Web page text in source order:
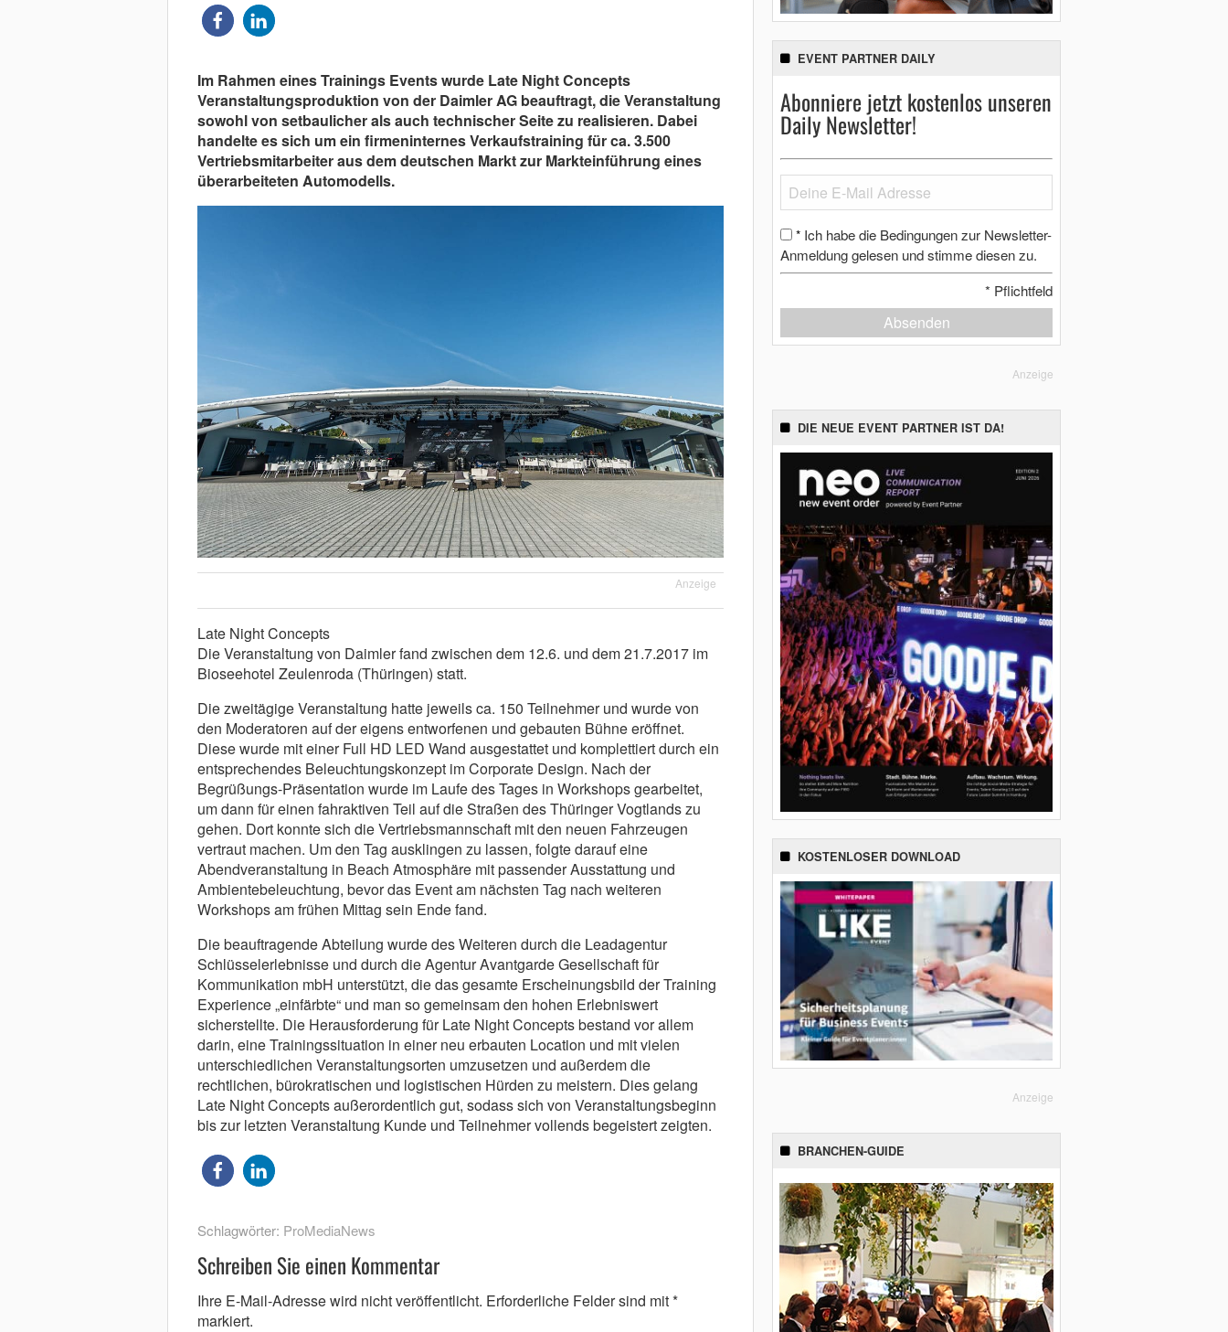
Im Rahmen eines Trainings Events wurde Late Night Concepts
Veranstaltungsproduktion von der Daimler AG beauftragt, die Veranstaltung
sowohl von setbaulicher als auch technischer Seite zu realisieren. Dabei
handelte es sich um ein firmeninternes Verkaufstraining für ca. 3.500
Vertriebsmitarbeiter aus dem deutschen Markt zur Markteinführung eines
überarbeiteten Automodells.
Anzeige
Late Night Concepts
Die Veranstaltung von Daimler fand zwischen dem 12.6. und dem 21.7.2017 im
Bioseehotel Zeulenroda (Thüringen) statt.
Die zweitägige Veranstaltung hatte jeweils ca. 150 Teilnehmer und wurde von
den Moderatoren auf der eigens entworfenen und gebauten Bühne eröffnet.
Diese wurde mit einer Full HD LED Wand ausgestattet und komplettiert durch ein
entsprechendes Beleuchtungskonzept im Corporate Design. Nach der
Begrüßungs-Präsentation wurde im Laufe des Tages in Workshops gearbeitet,
um dann für einen fahraktiven Teil auf die Straßen des Thüringer Vogtlands zu
gehen. Dort konnte sich die Vertriebsmannschaft mit den neuen Fahrzeugen
vertraut machen. Um den Tag ausklingen zu lassen, folgte darauf eine
Abendveranstaltung in Beach Atmosphäre mit passender Ausstattung und
Ambientebeleuchtung, bevor das Event am nächsten Tag nach weiteren
Workshops am frühen Mittag sein Ende fand.
Die beauftragende Abteilung wurde des Weiteren durch die Leadagentur
Schlüsselerlebnisse und durch die Agentur Avantgarde Gesellschaft für
Kommunikation mbH unterstützt, die das gesamte Erscheinungsbild der Training
Experience „einfärbte“ und man so gemeinsam den hohen Erlebniswert
sicherstellte. Die Herausforderung für Late Night Concepts bestand vor allem
darin, eine Trainingssituation in einer neu erbauten Location und mit vielen
unterschiedlichen Veranstaltungsorten umzusetzen und außerdem die
rechtlichen, bürokratischen und logistischen Hürden zu meistern. Dies gelang
Late Night Concepts außerordentlich gut, sodass sich von Veranstaltungsbeginn
bis zur letzten Veranstaltung Kunde und Teilnehmer vollends begeistert zeigten.
Schlagwörter: ProMediaNews
Schreiben Sie einen Kommentar
Ihre E-Mail-Adresse wird nicht veröffentlicht. Erforderliche Felder sind mit*
markiert.
EVENT PARTNER DAILY
Abonniere jetzt kostenlos unseren
Daily Newsletter!
* Ich habe die Bedingungen zur Newsletter-
Anmeldung gelesen und stimme diesen zu.
* Pflichtfeld
Absenden
Anzeige
DIE NEUE EVENT PARTNER IST DA!
KOSTENLOSER DOWNLOAD
Anzeige
BRANCHEN-GUIDE